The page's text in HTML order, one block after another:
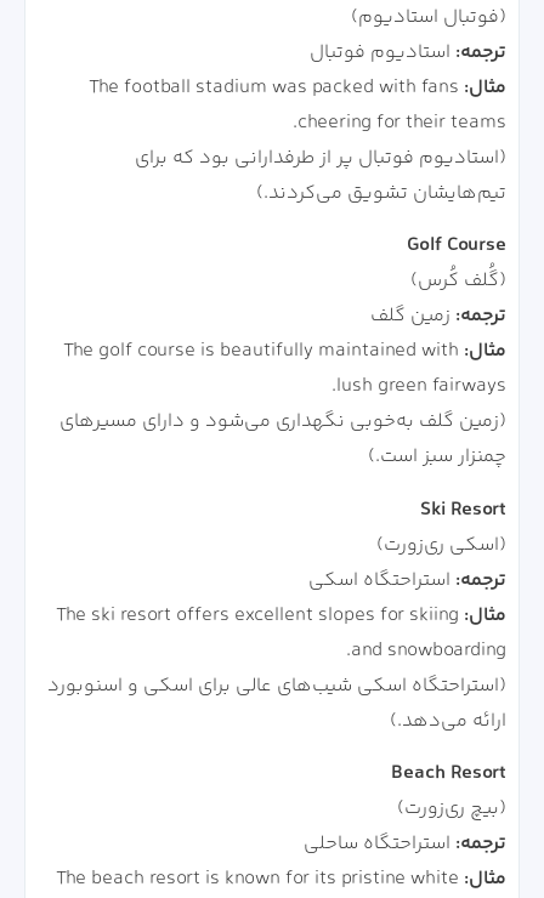
(فوتبال استادیوم)
ترجمه: استادیوم فوتبال
مثال: The football stadium was packed with fans
cheering for their teams.
(استادیوم فوتبال پر از طرفدارانی بود که برای
تیم‌هایشان تشویق می‌کردند.)
Golf Course
(گُلف کُرس)
ترجمه: زمین گلف
مثال: The golf course is beautifully maintained with
lush green fairways.
(زمین گلف به‌خوبی نگهداری می‌شود و دارای مسیرهای
چمنزار سبز است.)
Ski Resort
(اسکی ری‌زورت)
ترجمه: استراحتگاه اسکی
مثال: The ski resort offers excellent slopes for skiing
and snowboarding.
(استراحتگاه اسکی شیب‌های عالی برای اسکی و اسنوبورد
ارائه می‌دهد.)
Beach Resort
(بیچ ری‌زورت)
ترجمه: استراحتگاه ساحلی
مثال: The beach resort is known for its pristine white